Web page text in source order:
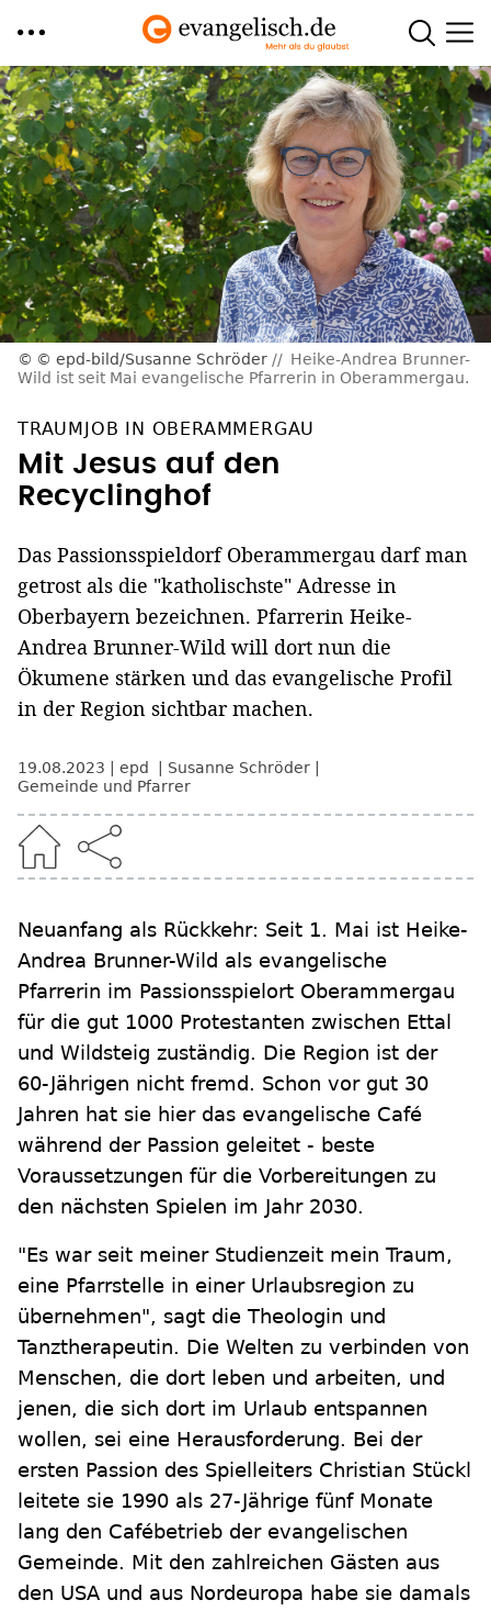
Direkt
zum
Inhalt
© epd-bild/Susanne Schröder
Heike-Andrea Brunner-
Wild ist seit Mai evangelische Pfarrerin in Oberammergau.
TRAUMJOB IN OBERAMMERGAU
Mit Jesus auf den
Recyclinghof
Das Passionsspieldorf Oberammergau darf man
getrost als die "katholischste" Adresse in
Oberbayern bezeichnen. Pfarrerin Heike-
Andrea Brunner-Wild will dort nun die
Ökumene stärken und das evangelische Profil
in der Region sichtbar machen.
19.08.2023 epd
Susanne Schröder
Gemeinde und Pfarrer
Neuanfang als Rückkehr: Seit 1. Mai ist Heike-
Andrea Brunner-Wild als evangelische
Pfarrerin im Passionsspielort Oberammergau
für die gut 1000 Protestanten zwischen Ettal
und Wildsteig zuständig. Die Region ist der
60-Jährigen nicht fremd. Schon vor gut 30
Jahren hat sie hier das evangelische Café
während der Passion geleitet - beste
Voraussetzungen für die Vorbereitungen zu
den nächsten Spielen im Jahr 2030.
"Es war seit meiner Studienzeit mein Traum,
eine Pfarrstelle in einer Urlaubsregion zu
übernehmen", sagt die Theologin und
Tanztherapeutin. Die Welten zu verbinden von
Menschen, die dort leben und arbeiten, und
jenen, die sich dort im Urlaub entspannen
wollen, sei eine Herausforderung. Bei der
ersten Passion des Spielleiters Christian Stückl
leitete sie 1990 als 27-Jährige fünf Monate
lang den Cafébetrieb der evangelischen
Gemeinde. Mit den zahlreichen Gästen aus
den USA und aus Nordeuropa habe sie damals